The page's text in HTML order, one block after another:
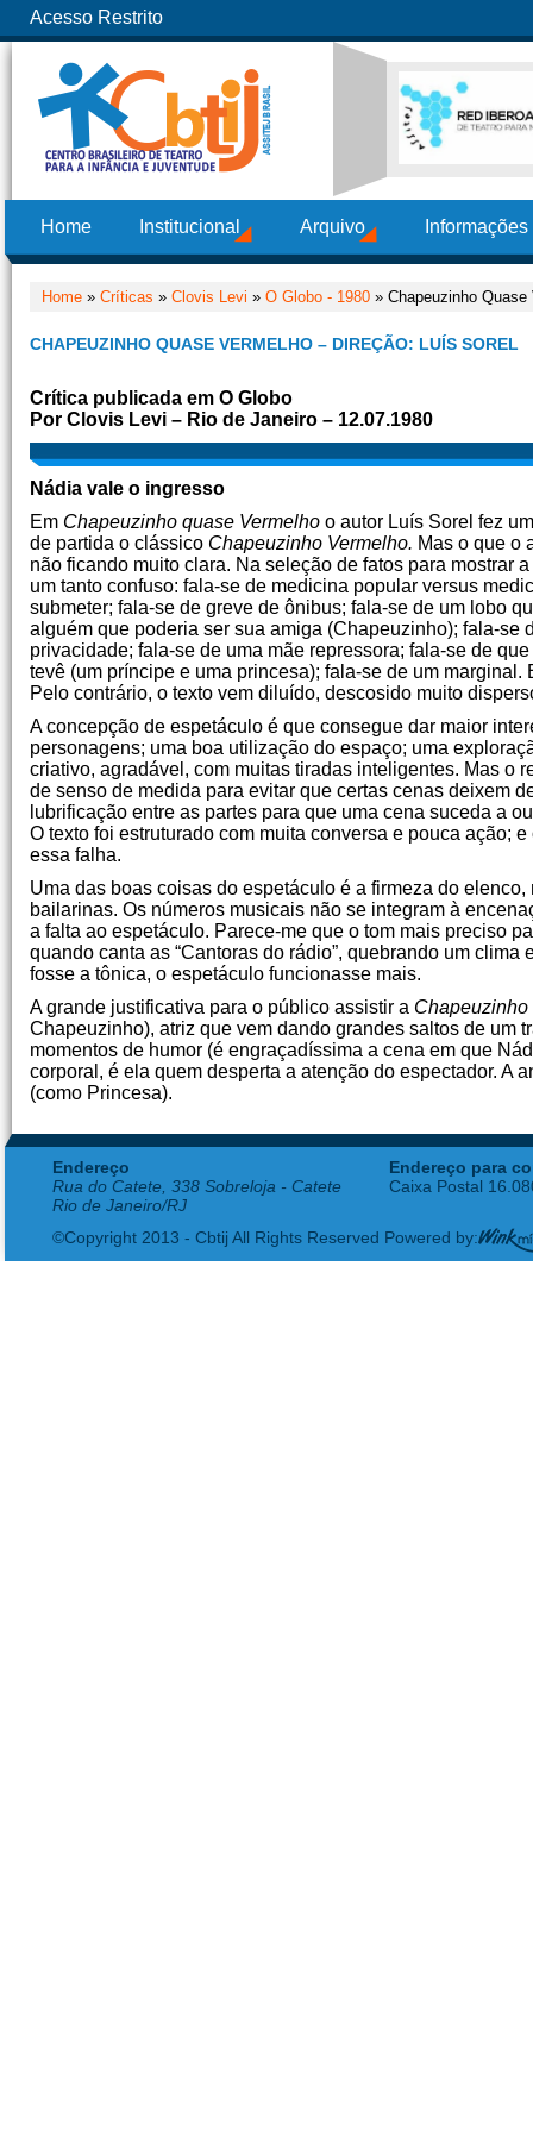
Acesso Restrito
Home Institucional Arquivo
Home » Críticas » Clovis Levi » O Globo - 1980 » Chapeuzinho
CHAPEUZINHO QUASE VERMELHO – DIREÇÃO: LUÍS SOREL
Crítica publicada em O Globo
Por Clovis Levi – Rio de Janeiro – 12.07.1980
Nádia vale o ingresso
Em Chapeuzinho quase Vermelho o autor Luís Sorel fez
de partida o clássico Chapeuzinho Vermelho. Mas o que o
não ficando muito clara. Na seleção de fatos para mostrar
um tanto confuso: fala-se de medicina popular versus
submeter; fala-se de greve de ônibus; fala-se de um lobo
alguém que poderia ser sua amiga (Chapeuzinho); fala-
privacidade; fala-se de uma mãe repressora; fala-se de
tevê (um príncipe e uma princesa); fala-se de um
Pelo contrário, o texto vem diluído, descosido muito
A concepção de espetáculo é que consegue dar maior
personagens; uma boa utilização do espaço; uma
criativo, agradável, com muitas tiradas inteligentes. Mas o
de senso de medida para evitar que certas cenas deixem
lubrificação entre as partes para que uma cena suceda a
O texto foi estruturado com muita conversa e pouca ação;
essa falha.
Uma das boas coisas do espetáculo é a firmeza do
bailarinas. Os números musicais não se integram à
a falta ao espetáculo. Parece-me que o tom mais preciso
quando canta as “Cantoras do rádio”, quebrando um
fosse a tônica, o espetáculo funcionasse mais.
A grande justificativa para o público assistir a Chapeuzinho
Chapeuzinho), atriz que vem dando grandes saltos de um
momentos de humor (é engraçadíssima a cena em que
corporal, é ela quem desperta a atenção do espectador. A
(como Princesa).
Endereço
Rua do Catete, 338 Sobreloja - Catete
Rio de Janeiro/RJ
Endereço para
Caixa Postal
©Copyright 2013 - Cbtij All Rights Reserved Powered by: